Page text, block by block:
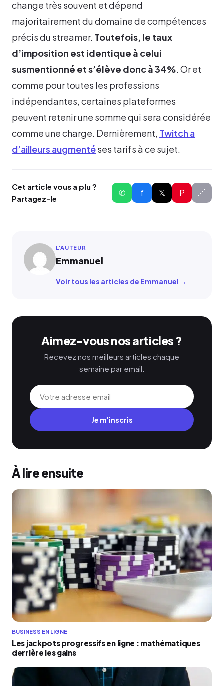
change très souvent et dépend
majoritairement du domaine de compétences
précis du streamer. Toutefois, le taux
d’imposition est identique à celui
susmentionné et s’élève donc à 34%. Or et
comme pour toutes les professions
indépendantes, certaines plateformes
peuvent retenir une somme qui sera considérée
comme une charge. Dernièrement, Twitch a
d’ailleurs augmentéses tarifs à ce sujet.
Cet article vous a plu ?
Partagez-le
✆ f 𝕏 P 🔗
L'AUTEUR
Emmanuel
Voir tous les articles de Emmanuel →
Aimez-vous nos articles ?
Recevez nos meilleurs articles chaque
semaine par email.
Je m'inscris
À lire ensuite
BUSINESS EN LIGNE
Les jackpots progressifs en ligne : mathématiques
derrière les gains